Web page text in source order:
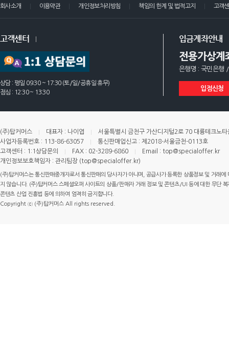
회사소개 이용약관 개인정보처리방침 책임의 한계 및 법적고지 고객
고객센터
상담 : 평일 09:30 ~ 17:30 (토/일/공휴일 휴무)
점심 : 12:30 ~ 13:30
입금계좌안내
전용가상계
은행명 : 국민은행
입점신청
(주)탑커머스 대표자 : 나이엽
서울특별시 금천구 가산디지털2로 70 대륭테크노
사업자등록번호 : 113-86-63057
통신판매업신고 : 제2018-서울금천-0113호
고객센터 : 1:1상담문의
FAX : 02-3289-6860
Email : top@specialoffer.kr
개인정보보호책임자 : 관리팀장 (top@specialoffer.kr)
(주)탑커머스는 통신판매중개자로서 통신판매의 당사자가 아니며, 공급사가 등록한 상품정보 및 거래
지 않습니다. (주)탑커머스 스페셜오퍼 사이트의 상품/판매자 거래 정보 및 콘텐츠/UI 등에 대한 무단
콘텐츠 산업 진흥법 등에 의하여 엄격히 금지합니다.
Copyright ⓒ (주)탑커머스 All rights reserved.